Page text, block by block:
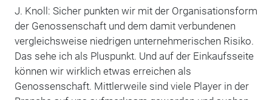
J. Knoll: Sicher punkten wir mit der Organisationsform
der Genossenschaft und dem damit verbundenen
vergleichsweise niedrigen unternehmerischen Risiko.
Das sehe ich als Pluspunkt. Und auf der Einkaufsseite
können wir wirklich etwas erreichen als
Genossenschaft. Mittlerweile sind viele Player in der